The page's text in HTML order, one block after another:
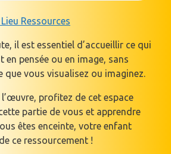
Ressources
il est essentiel d’accueillir ce qui
en pensée ou en image, sans
que vous visualisez ou imaginez.
l’œuvre, profitez de cet espace
partie de vous et apprendre
êtes enceinte, votre enfant
ce ressourcement !